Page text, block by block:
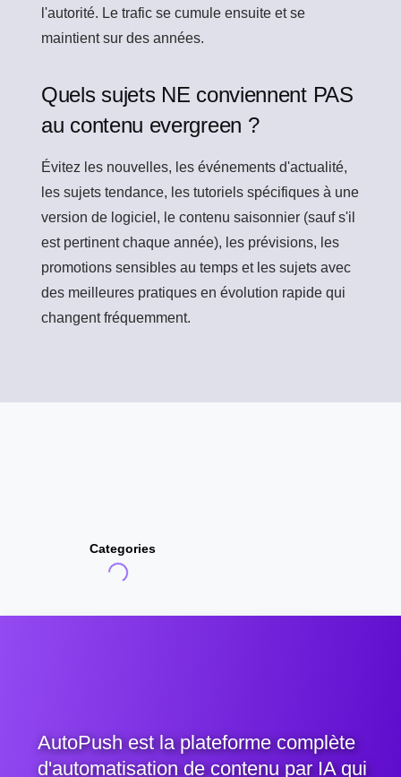
l'autorité. Le trafic se cumule ensuite et se
maintient sur des années.
Quels sujets NE conviennent PAS
au contenu evergreen ?
Évitez les nouvelles, les événements d'actualité,
les sujets tendance, les tutoriels spécifiques à une
version de logiciel, le contenu saisonnier (sauf s'il
est pertinent chaque année), les prévisions, les
promotions sensibles au temps et les sujets avec
des meilleures pratiques en évolution rapide qui
changent fréquemment.
Categories
AutoPush est la plateforme complète
d'automatisation de contenu par IA qui